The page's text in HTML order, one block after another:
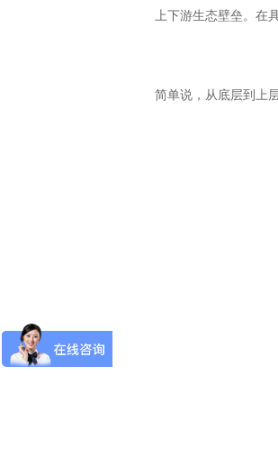
上下游生态壁垒。在
简单说，从底层到上